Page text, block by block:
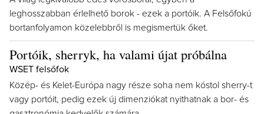
leghosszabban érlelhető borok - ezek a portóik. A Felsőfokú
bortanfolyamon közelebbről is megismertük őket.
Portóik, sherryk, ha valami újat próbálna
WSET felsőfok
Közép- és Kelet-Európa nagy része soha nem kóstol sherry-t
vagy portóit, pedig ezek új dimenziókat nyithatnak a bor- és